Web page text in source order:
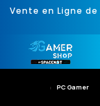
Vente en Ligne de
PC Gamer